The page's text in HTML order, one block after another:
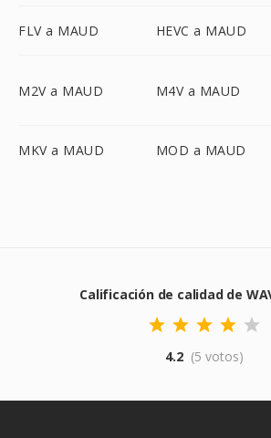
FLV a MAUD HEVC a MAUD
M2V a MAUD M4V a MAUD
MKV a MAUD MOD a MAUD
Calificación de calidad de
4.2 (5 votos)